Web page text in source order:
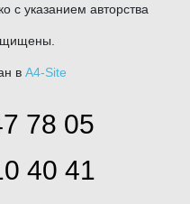
с указанием авторства
в A4-Site
78 05
40 41